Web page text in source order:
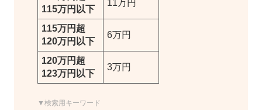
115万円以下
11万円
115万円超
120万円以下
6万円
120万円超
123万円以下
3万円
▼検索用キーワード